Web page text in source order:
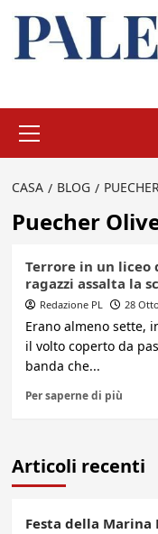
principale
CASA BLOG
Puecher
Terrore in un liceo
ragazzi assalta la
Redazione PL 28
Erano almeno sette,
il volto coperto da
banda che...
Per saperne di più
Articoli recenti
Festa della